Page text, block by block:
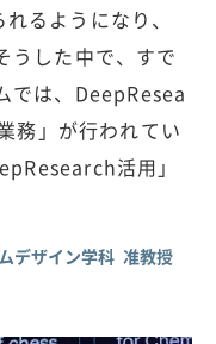
るようになり、
うした中で、すで
では、DeepResea
務」が行われてい
活用」
デザイン学科 准教授